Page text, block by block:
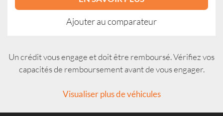
Ajouter au comparateur
Un crédit vous engage et doit être remboursé. Vérifiez vos
capacités de remboursement avant de vous engager.
Visualiser plus de véhicules